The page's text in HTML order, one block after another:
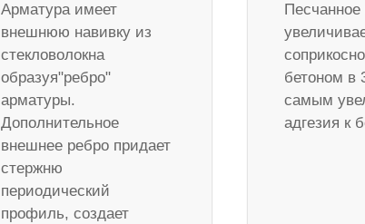
Арматура имеет
внешнюю навивку из
стекловолокна
образуя"ребро"
арматуры.
Дополнительное
внешнее ребро придает
стержню
периодический
профиль, создает
Песчанное
бетоном в
самым
адгезия к